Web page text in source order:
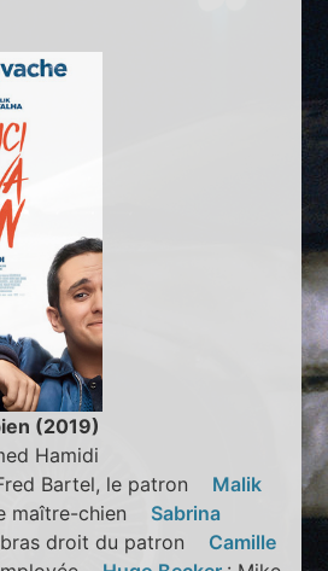
(2019)
Hamidi
Bartel, le patron Malik
maître-chien Sabrina
bras droit du patron Camille